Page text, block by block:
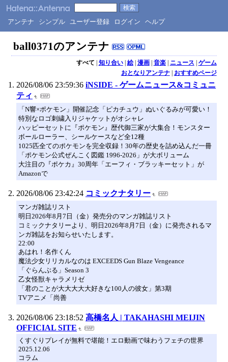
アンテナ シンプル ユーザー登録 ログイン ヘルプ
ball0371のアンテナ
すべて | 知り合い| 絵| 漫画| 音楽| ニュース | ゲーム
おとなりアンテナ| おすすめページ
2026/08/06 23:59:36 iNSIDE - ゲームニュース&コミュニ
ティ
「N響×ポケモン」開催記念「ピカチュウ」ぬいぐるみが可愛い！
特別なロゴ刺繍入りジャケットがオシャレ
ハッピーセットに『ポケモン』歴代御三家が大集合！モンスター
ボールローラー、シールケースなど全12種
1025匹全てのポケモンを完全収録！30年の歴史を詰め込んだ一冊
「ポケモン公式ぜんこく図鑑 1996-2026」が大ボリューム
大注目の『ポケカ』30周年「エーフィ・ブラッキーセット」が
Amazonで
2026/08/06 23:42:24 コミックナタリー
マンガ雑誌リスト
明日2026年8月7日（金）発売分のマンガ雑誌リスト
コミックナタリーより、明日2026年8月7日（金）に発売されるマ
ンガ雑誌をお知らせいたします。
22:00
あはれ！名作くん
魔法少女リリカルなのは EXCEEDS Gun Blaze Vengeance
「ぐらんぶる」Season 3
乙女怪獣キャラメリゼ
「君のことが大大大大大好きな100人の彼女」第3期
TVアニメ「尚善
2026/08/06 23:18:52 高橋名人 | TAKAHASHI MEIJIN
OFFICIAL SITE
くすぐりプレイが無料で堪能！エロ動画で味わうフェチの世界
2025.12.06
コラム